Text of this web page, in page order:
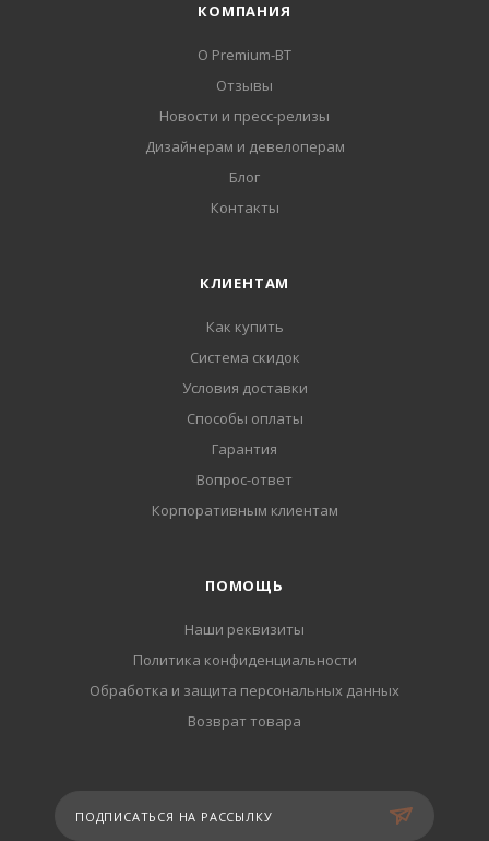
КОМПАНИЯ
О Premium-BT
Отзывы
Новости и пресс-релизы
Дизайнерам и девелоперам
Блог
Контакты
КЛИЕНТАМ
Как купить
Система скидок
Условия доставки
Способы оплаты
Гарантия
Вопрос-ответ
Корпоративным клиентам
ПОМОЩЬ
Наши реквизиты
Политика конфиденциальности
Обработка и защита персональных данных
Возврат товара
ПОДПИСАТЬСЯ НА РАССЫЛКУ